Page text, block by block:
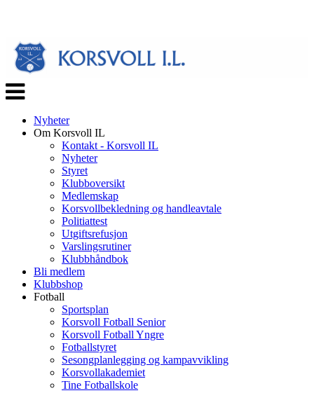
Veksle
navigasjon
Nyheter
Om Korsvoll IL
Kontakt - Korsvoll IL
Nyheter
Styret
Klubboversikt
Medlemskap
Korsvollbekledning og handleavtale
Politiattest
Utgiftsrefusjon
Varslingsrutiner
Klubbhåndbok
Bli medlem
Klubbshop
Fotball
Sportsplan
Korsvoll Fotball Senior
Korsvoll Fotball Yngre
Fotballstyret
Sesongplanlegging og kampavvikling
Korsvollakademiet
Tine Fotballskole